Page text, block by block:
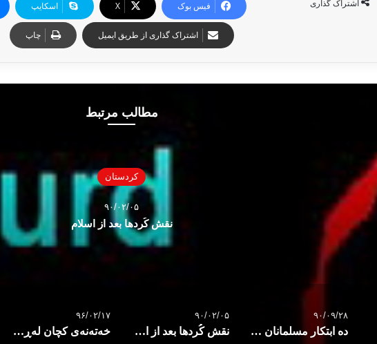
اشتراک گذاری فیس بوک X اسکایپ
اشتراک گذاری از طریق ایمیل چاپ
مطالب مرتبط
كردستان
۹۰/۰۲/۰۵
نقش كُردها بعد از اسلام
۹۰/۰۹/۲۸
ده ابتكار مسلمانان در مدرنيته كردن جهان
۹۰/۰۲/۰۵
نقش كُردها بعد از اسلام
۹۶/۰۲/۱۷
خەتەنەى کچان لەڕوانگەى ئیسلامەوە